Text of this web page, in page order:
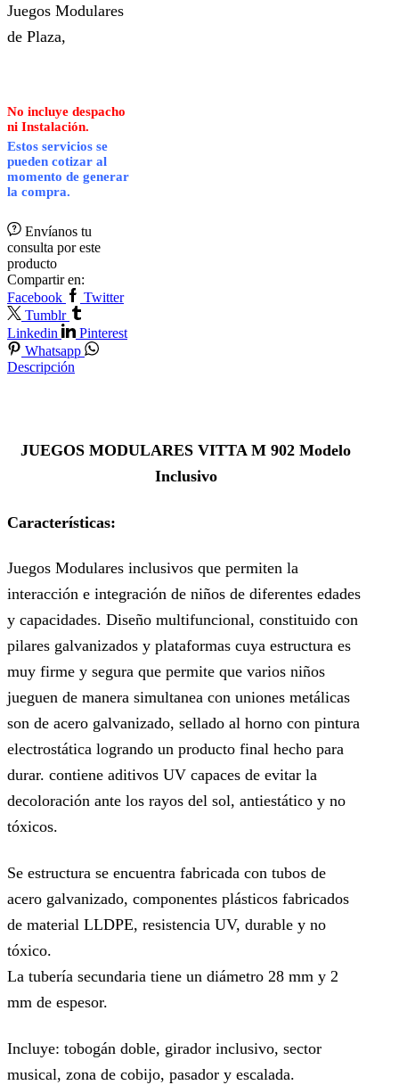
Juegos Modulares
de Plaza,
No incluye despacho
ni Instalación.
Estos servicios se
pueden cotizar al
momento de generar
la compra.
Envíanos tu
consulta por este
producto
Compartir en:
Facebook
Twitter
Tumblr
Linkedin
Pinterest
Whatsapp
Descripción
JUEGOS MODULARES VITTA M 902 Modelo
Inclusivo
Características:
Juegos Modulares inclusivos que permiten la
interacción e integración de niños de diferentes edades
y capacidades. Diseño multifuncional, constituido con
pilares galvanizados y plataformas cuya estructura es
muy firme y segura que permite que varios niños
jueguen de manera simultanea con uniones metálicas
son de acero galvanizado, sellado al horno con pintura
electrostática logrando un producto final hecho para
durar. contiene aditivos UV capaces de evitar la
decoloración ante los rayos del sol, antiestático y no
tóxicos.
Se estructura se encuentra fabricada con tubos de
acero galvanizado, componentes plásticos fabricados
de material LLDPE, resistencia UV, durable y no
tóxico.
La tubería secundaria tiene un diámetro 28 mm y 2
mm de espesor.
Incluye: tobogán doble, girador inclusivo, sector
musical, zona de cobijo, pasador y escalada.